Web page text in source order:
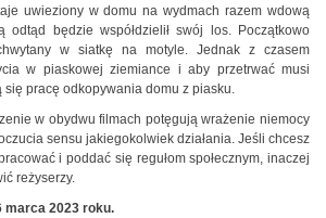
uwieziony w domu na wydmach razem wdową
odtąd będzie współdzielił swój los. Początkowo
w siatkę na motyle. Jednak z czasem
w piaskowej ziemiance i aby przetrwać musi
pracę odkopywania domu z piasku.
w obydwu filmach potęgują wrażenie niemocy
sensu jakiegokolwiek działania. Jeśli chcesz
i poddać się regułom społecznym, inaczej
reżyserzy.
marca 2023 roku.